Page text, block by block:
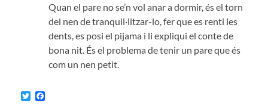
Quan el pare no se’n vol anar a dormir, és el torn
del nen de tranquil·litzar-lo, fer que es renti les
dents, es posi el pijama i li expliqui el conte de
bona nit. És el problema de tenir un pare que és
com un nen petit.
Twitter